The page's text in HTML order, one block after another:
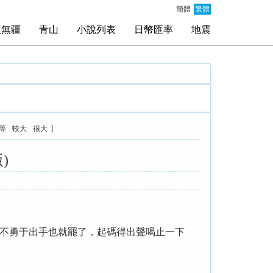
簡體 繁體
疆 青山 小說列表 日幣匯率 地震
較大 很大 ]
)
勇于出手也就罷了，起碼得出聲喝止一下